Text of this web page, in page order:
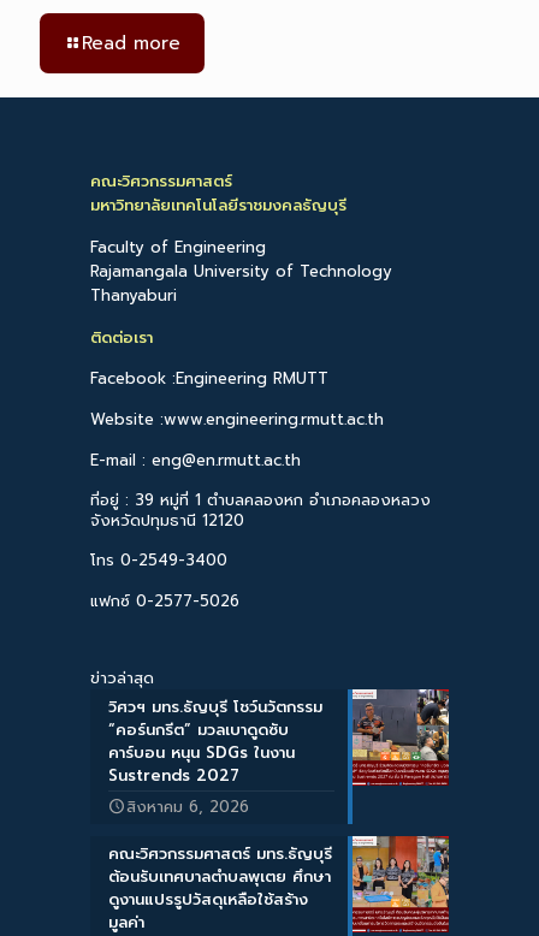
Read more
คณะวิศวกรรมศาสตร์
มหาวิทยาลัยเทคโนโลยีราชมงคลธัญบุรี
Faculty of Engineering
Rajamangala University of Technology
Thanyaburi
ติดต่อเรา
Facebook :Engineering RMUTT
Website :www.engineering.rmutt.ac.th
E-mail : eng@en.rmutt.ac.th
ที่อยู่ : 39 หมู่ที่ 1 ตำบลคลองหก อำเภอคลองหลวง
จังหวัดปทุมธานี 12120
โทร 0-2549-3400
แฟกซ์ 0-2577-5026
ข่าวล่าสุด
วิศวฯ มทร.ธัญบุรี โชว์นวัตกรรม
“คอร์นกรีต” มวลเบาดูดซับ
คาร์บอน หนุน SDGs ในงาน
Sustrends 2027
สิงหาคม 6, 2026
คณะวิศวกรรมศาสตร์ มทร.ธัญบุรี
ต้อนรับเทศบาลตำบลพุเตย ศึกษา
ดูงานแปรรูปวัสดุเหลือใช้สร้าง
มูลค่า